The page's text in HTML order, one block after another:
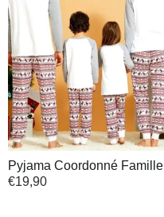
Pyjama Coordonné Famille
€19,90